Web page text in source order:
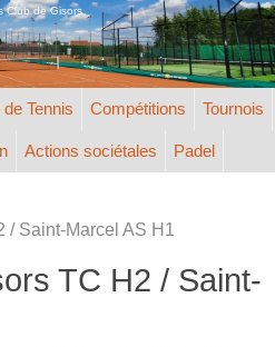
Club de Gisors
Tennis Compétitions Tournois
Actions sociétales Padel
/ Saint-Marcel AS H1
TC H2 / Saint-